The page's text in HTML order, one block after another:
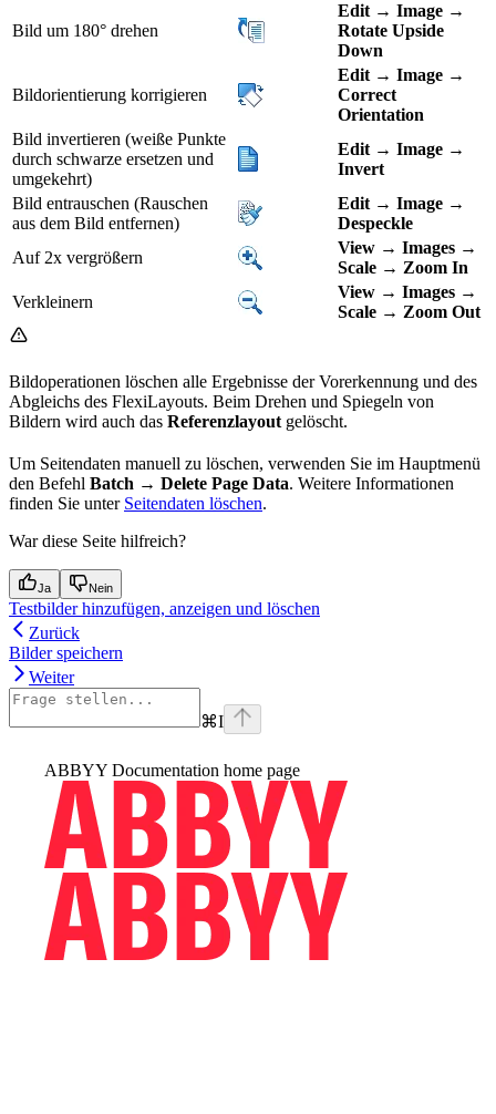
Bild um 180° drehen
Edit → Image →
Rotate Upside
Down
Bildorientierung korrigieren
Edit → Image →
Correct
Orientation
Bild invertieren (weiße Punkte
durch schwarze ersetzen und
umgekehrt)
Edit → Image →
Invert
Bild entrauschen (Rauschen
aus dem Bild entfernen)
Edit → Image →
Despeckle
Auf 2x vergrößern
View → Images →
Scale → Zoom In
Verkleinern
View → Images →
Scale → Zoom Out
Bildoperationen löschen alle Ergebnisse der Vorerkennung und des
Abgleichs des FlexiLayouts. Beim Drehen und Spiegeln von
Bildern wird auch das Referenzlayout gelöscht.
Um Seitendaten manuell zu löschen, verwenden Sie im Hauptmenü
den Befehl Batch → Delete Page Data. Weitere Informationen
finden Sie unter Seitendaten löschen.
War diese Seite hilfreich?
Ja Nein
Testbilder hinzufügen, anzeigen und löschen
Zurück
Bilder speichern
Weiter
⌘I
ABBYY Documentation home page